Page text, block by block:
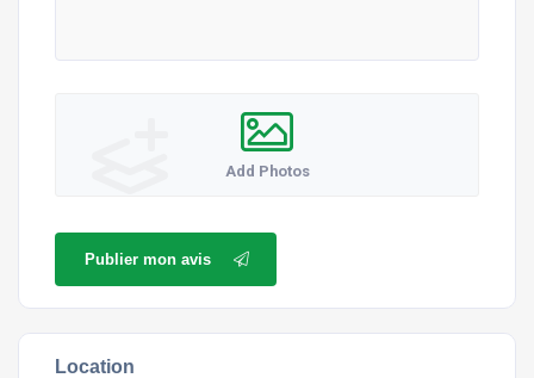
Add Photos
Publier mon avis
Location